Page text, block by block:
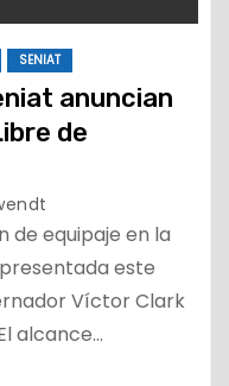
SENIAT
anuncian
de
de equipaje en la
este
Víctor Clark
alcance…